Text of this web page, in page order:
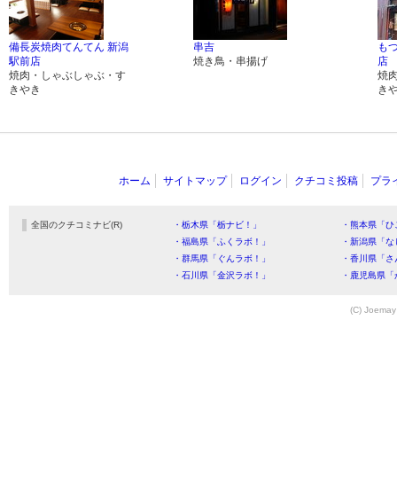
備長炭焼肉てんてん 新潟
駅前店
焼肉・しゃぶしゃぶ・す
きやき
串吉
焼き鳥・串揚げ
も
店
焼
き
ホーム サイトマップ ログイン クチコミ投稿 プラ
全国のクチコミナビ(R) ・栃木県「栃ナビ！」
・熊本県「
・福島県「ふくラボ！」
・新潟県「
・群馬県「ぐんラボ！」
・香川県「
・石川県「金沢ラボ！」
・鹿児島県
(C)